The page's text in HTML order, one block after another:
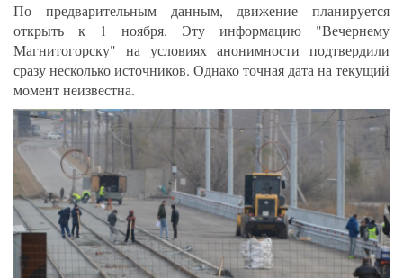
По предварительным данным, движение планируется
открыть к 1 ноября. Эту информацию "Вечернему
Магнитогорску" на условиях анонимности подтвердили
сразу несколько источников. Однако точная дата на текущий
момент неизвестна.